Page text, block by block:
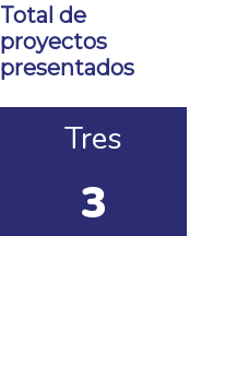
Total de
proyectos
presentados
Tres
3